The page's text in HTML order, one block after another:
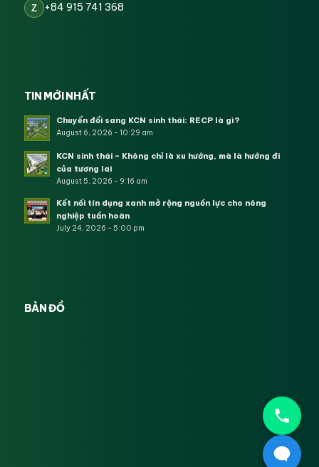
Z +84 915 741 368
TIN MỚI NHẤT
Chuyển đổi sang KCN sinh thái: RECP là gì?
August 6, 2026 - 10:29 am
KCN sinh thái – Không chỉ là xu hướng, mà là hướng đi
của tương lai
August 5, 2026 - 9:16 am
Kết nối tín dụng xanh mở rộng nguồn lực cho nông
nghiệp tuần hoàn
July 24, 2026 - 5:00 pm
BẢN ĐỒ